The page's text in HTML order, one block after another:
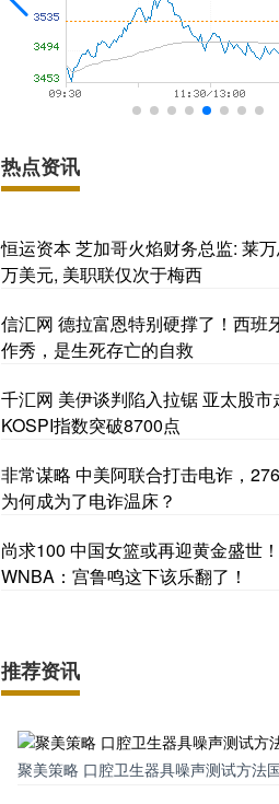
热点资讯
恒运资本 芝加哥火焰财务总监: 莱
万美元, 美职联仅次于梅西
信汇网 德拉富恩特别硬撑了！西班
作秀，是生死存亡的自救
千汇网 美伊谈判陷入拉锯 亚太股市
KOSPI指数突破8700点
非常谋略 中美阿联合打击电诈，
为何成为了电诈温床？
尚求100 中国女篮或再迎黄金盛世
WNBA：宫鲁鸣这下该乐翻了！
推荐资讯
聚美策略 口腔卫生器具噪声测试方法